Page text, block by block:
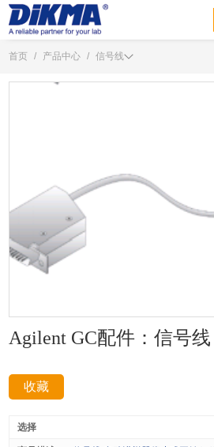
首页 / 产品中心 / 信号线
Agilent GC配件：信号线
收藏